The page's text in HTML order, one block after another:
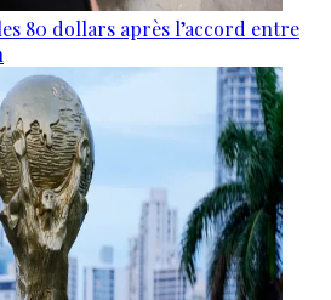
80 dollars après l’accord entre